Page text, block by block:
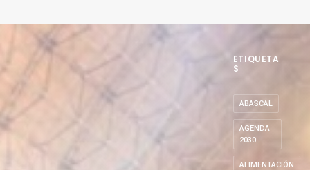
ETIQUETA
S
ABASCAL
AGENDA
2030
ALIMENTACIÓN